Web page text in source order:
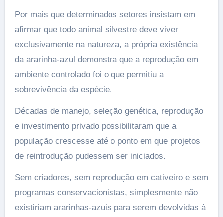
Por mais que determinados setores insistam em
afirmar que todo animal silvestre deve viver
exclusivamente na natureza, a própria existência
da ararinha-azul demonstra que a reprodução em
ambiente controlado foi o que permitiu a
sobrevivência da espécie.
Décadas de manejo, seleção genética, reprodução
e investimento privado possibilitaram que a
população crescesse até o ponto em que projetos
de reintrodução pudessem ser iniciados.
Sem criadores, sem reprodução em cativeiro e sem
programas conservacionistas, simplesmente não
existiriam ararinhas-azuis para serem devolvidas à